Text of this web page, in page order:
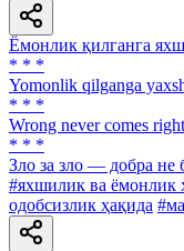
Ёмонлик қилганга
* * *
Yomonlik qilganga
* * *
Wrong never comes
* * *
Зло за зло — добра не
#яхшилик ва ёмонлик
одобсизлик ҳақида